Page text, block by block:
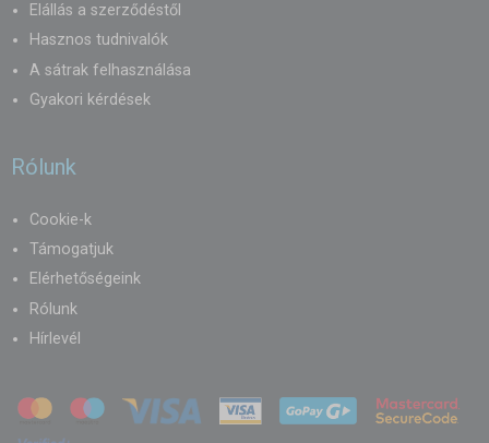
Elállás a szerződéstől
Hasznos tudnivalók
A sátrak felhasználása
Gyakori kérdések
Rólunk
Cookie-k
Támogatjuk
Elérhetőségeink
Rólunk
Hírlevél